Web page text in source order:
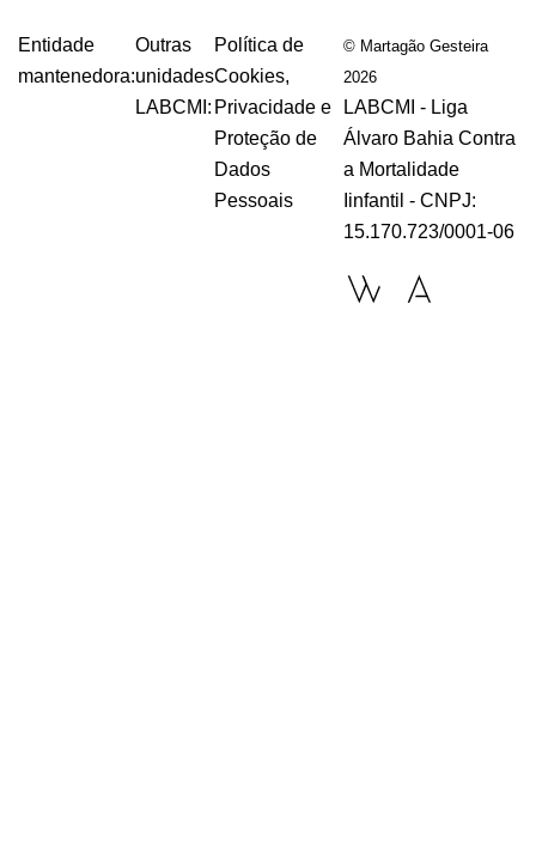
Entidade
mantenedora:
Outras
unidades
LABCMI:
Política de
Cookies,
Privacidade e
Proteção de
Dados
Pessoais
© Martagão Gesteira
2026
LABCMI - Liga
Álvaro Bahia Contra
a Mortalidade
Iinfantil - CNPJ:
15.170.723/0001-06